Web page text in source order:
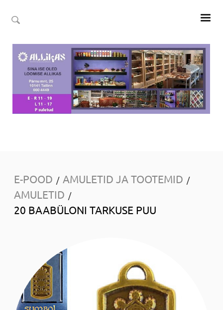
E-POOD / AMULETID JA TOOTEMID /
AMULETID /
20 BAABÜLONI TARKUSE PUU